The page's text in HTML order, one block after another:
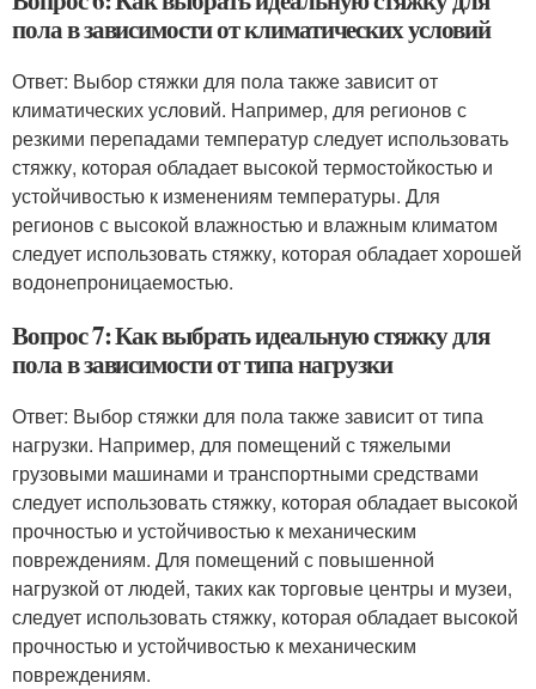
пола в зависимости от климатических условий
Ответ: Выбор стяжки для пола также зависит от
климатических условий. Например, для регионов с
резкими перепадами температур следует использовать
стяжку, которая обладает высокой термостойкостью и
устойчивостью к изменениям температуры. Для
регионов с высокой влажностью и влажным климатом
следует использовать стяжку, которая обладает хорошей
водонепроницаемостью.
Вопрос 7: Как выбрать идеальную стяжку для
пола в зависимости от типа нагрузки
Ответ: Выбор стяжки для пола также зависит от типа
нагрузки. Например, для помещений с тяжелыми
грузовыми машинами и транспортными средствами
следует использовать стяжку, которая обладает высокой
прочностью и устойчивостью к механическим
повреждениям. Для помещений с повышенной
нагрузкой от людей, таких как торговые центры и музеи,
следует использовать стяжку, которая обладает высокой
прочностью и устойчивостью к механическим
повреждениям.